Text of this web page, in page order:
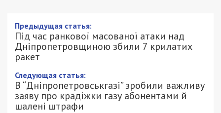
Предыдущая статья:
Під час ранкової масованої атаки над
Дніпропетровщиною збили 7 крилатих
ракет
Следующая статья:
В “Дніпропетровськгазі” зробили важливу
заяву про крадіжки газу абонентами й
шалені штрафи